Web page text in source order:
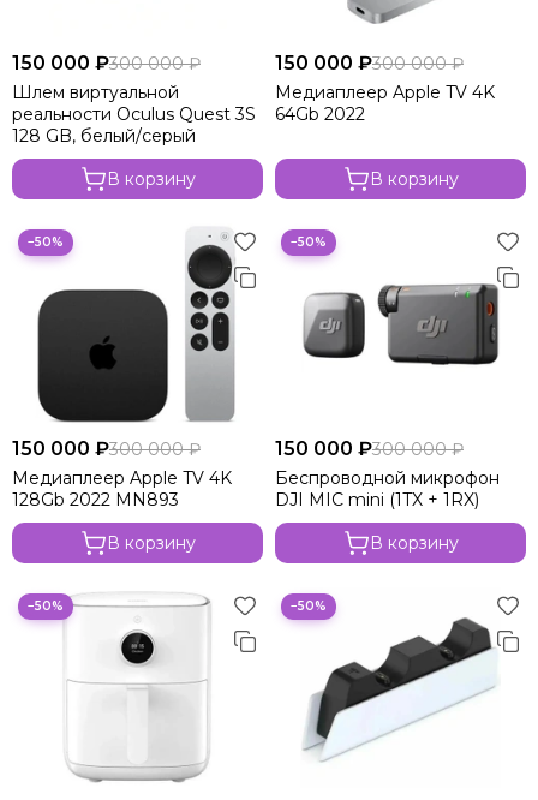
150 000 ₽300 000 ₽
Шлем виртуальной
реальности Oculus Quest 3S
128 GB, белый/серый
В корзину
150 000 ₽300 000 ₽
Медиаплеер Apple TV 4K
64Gb 2022
В корзину
−50%
150 000 ₽300 000 ₽
Медиаплеер Apple TV 4K
128Gb 2022 MN893
В корзину
−50%
150 000 ₽300 000 ₽
Беспроводной микрофон
DJI MIC mini (1TX + 1RX)
В корзину
−50% −50%